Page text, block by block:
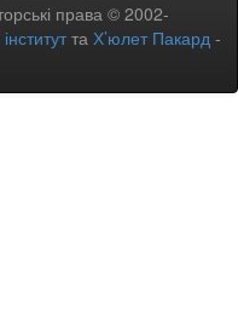
права © 2002-
та Х’юлет Пакард -